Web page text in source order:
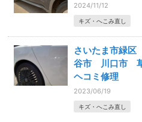
2024/11/12
キズ・へこみ直し
さいたま市緑
谷市 川口市
ヘコミ修理
2023/06/19
キズ・へこみ直し